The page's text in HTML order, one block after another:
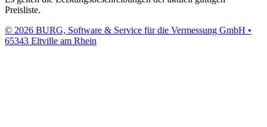
Preisliste.
© 2026 BURG, Software & Service für die Vermessung GmbH •
65343 Eltville am Rhein